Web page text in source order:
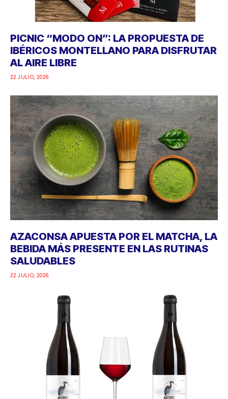
PICNIC “MODO ON”: LA PROPUESTA DE
IBÉRICOS MONTELLANO PARA DISFRUTAR
AL AIRE LIBRE
22 JULIO, 2026
AZACONSA APUESTA POR EL MATCHA, LA
BEBIDA MÁS PRESENTE EN LAS RUTINAS
SALUDABLES
22 JULIO, 2026